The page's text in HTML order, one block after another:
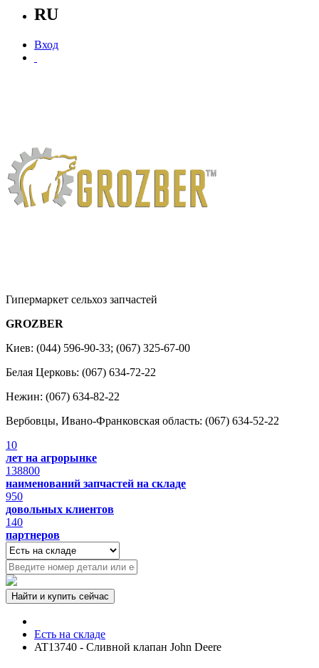
RU
Вход
Гипермаркет сельхоз запчастей
GROZBER
Киев: (044) 596-90-33; (067) 325-67-00
Белая Церковь: (067) 634-72-22
Нежин: (067) 634-82-22
Вербовцы, Ивано-Франковская область: (067) 634-52-22
10
лет на агрорынке
138800
наименований запчастей на складе
950
довольных клиентов
140
партнеров
Есть на складе
AT13740 - Сливной клапан John Deere